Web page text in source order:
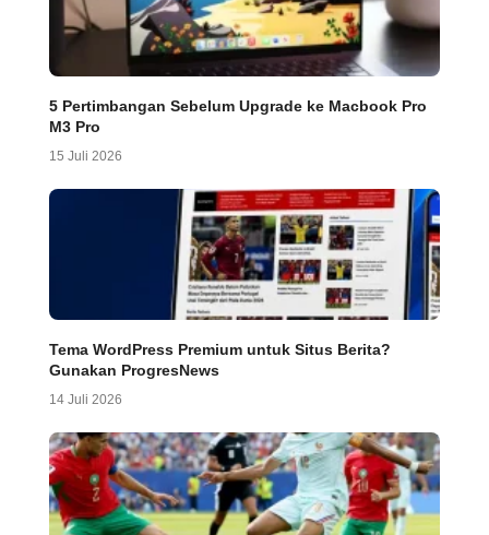
5 Pertimbangan Sebelum Upgrade ke Macbook Pro
M3 Pro
15 Juli 2026
Tema WordPress Premium untuk Situs Berita?
Gunakan ProgresNews
14 Juli 2026